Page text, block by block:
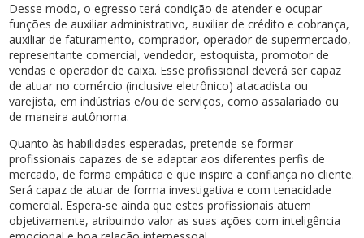
Desse modo, o egresso terá condição de atender e ocupar
funções de auxiliar administrativo, auxiliar de crédito e cobrança,
auxiliar de faturamento, comprador, operador de supermercado,
representante comercial, vendedor, estoquista, promotor de
vendas e operador de caixa. Esse profissional deverá ser capaz
de atuar no comércio (inclusive eletrônico) atacadista ou
varejista, em indústrias e/ou de serviços, como assalariado ou
de maneira autônoma.
Quanto às habilidades esperadas, pretende-se formar
profissionais capazes de se adaptar aos diferentes perfis de
mercado, de forma empática e que inspire a confiança no cliente.
Será capaz de atuar de forma investigativa e com tenacidade
comercial. Espera-se ainda que estes profissionais atuem
objetivamente, atribuindo valor as suas ações com inteligência